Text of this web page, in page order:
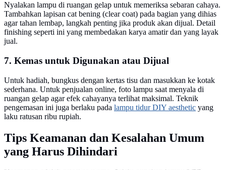
Nyalakan lampu di ruangan gelap untuk memeriksa sebaran cahaya.
Tambahkan lapisan cat bening (clear coat) pada bagian yang dihias
agar tahan lembap, langkah penting jika produk akan dijual. Detail
finishing seperti ini yang membedakan karya amatir dan yang layak
jual.
7. Kemas untuk Digunakan atau Dijual
Untuk hadiah, bungkus dengan kertas tisu dan masukkan ke kotak
sederhana. Untuk penjualan online, foto lampu saat menyala di
ruangan gelap agar efek cahayanya terlihat maksimal. Teknik
pengemasan ini juga berlaku pada lampu tidur DIY aesthetic yang
laku ratusan ribu rupiah.
Tips Keamanan dan Kesalahan Umum
yang Harus Dihindari